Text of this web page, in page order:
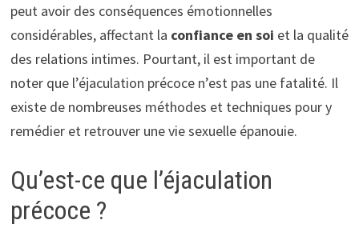
peut avoir des conséquences émotionnelles
considérables, affectant la confiance en soi et la qualité
des relations intimes. Pourtant, il est important de
noter que l’éjaculation précoce n’est pas une fatalité. Il
existe de nombreuses méthodes et techniques pour y
remédier et retrouver une vie sexuelle épanouie.
Qu’est-ce que l’éjaculation
précoce ?